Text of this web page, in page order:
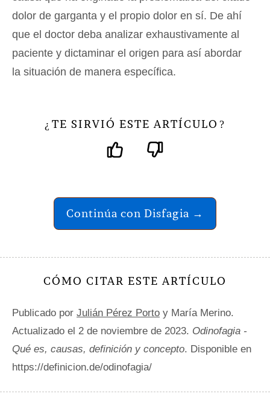
dolor de garganta y el propio dolor en sí. De ahí
que el doctor deba analizar exhaustivamente al
paciente y dictaminar el origen para así abordar
la situación de manera específica.
¿ TE SIRVIÓ ESTE ARTÍCULO ?
Continúa con Disfagia →
CÓMO CITAR ESTE ARTÍCULO
Publicado por Julián Pérez Porto y María Merino.
Actualizado el 2 de noviembre de 2023. Odinofagia -
Qué es, causas, definición y concepto. Disponible en
https://definicion.de/odinofagia/